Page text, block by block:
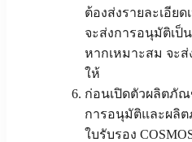
ต้องส่งรายละเอียด
จะส่งการอนุมัติเ
หากเหมาะสม จะส่
ให้
ก่อนเปิดตัวผลิตภั
การอนุมัติและผลิ
ใบรับรอง